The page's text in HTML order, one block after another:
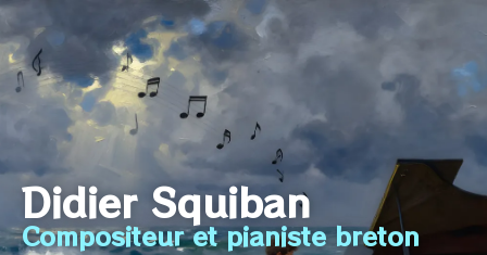
Didier Squiban
Compositeur et pianiste breton